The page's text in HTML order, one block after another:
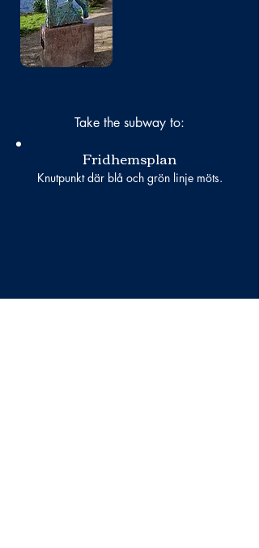
Take the subway to:
Fridhemsplan
Knutpunkt där blå och grön linje möts.